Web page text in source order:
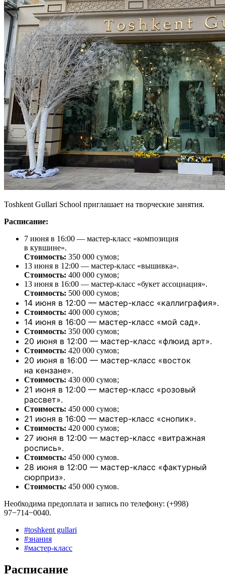
Toshkent Gullari School приглашает на творческие занятия.
Расписание:
7 июня в 16:00 — мастер-класс «композиция
в кувшине».
Стоимость: 350 000 сумов;
13 июня в 12:00 — мастер-класс «вышивка».
Стоимость: 400 000 сумов;
13 июня в 16:00 — мастер-класс «букет ассоциация».
Стоимость: 500 000 сумов;
14 июня в 12:00 — мастер-класс «каллиграфия».
Стоимость: 400 000 сумов;
14 июня в 16:00 — мастер-класс «мой сад».
Стоимость: 350 000 сумов;
20 июня в 12:00 — мастер-класс «флюид арт».
Стоимость: 420 000 сумов;
20 июня в 16:00 — мастер-класс «восток
на кензане».
Стоимость: 430 000 сумов;
21 июня в 12:00 — мастер-класс «розовый
рассвет».
Стоимость: 450 000 сумов;
21 июня в 16:00 — мастер-класс «снопик».
Стоимость: 420 000 сумов;
27 июня в 12:00 — мастер-класс «витражная
роспись».
Стоимость: 450 000 сумов.
28 июня в 12:00 — мастер-класс «фактурный
сюрприз».
Стоимость: 450 000 сумов.
Необходима предоплата и запись по телефону: (+998)
97−714−0040.
#toshkent gullari
#знания
#мастер-класс
Расписание